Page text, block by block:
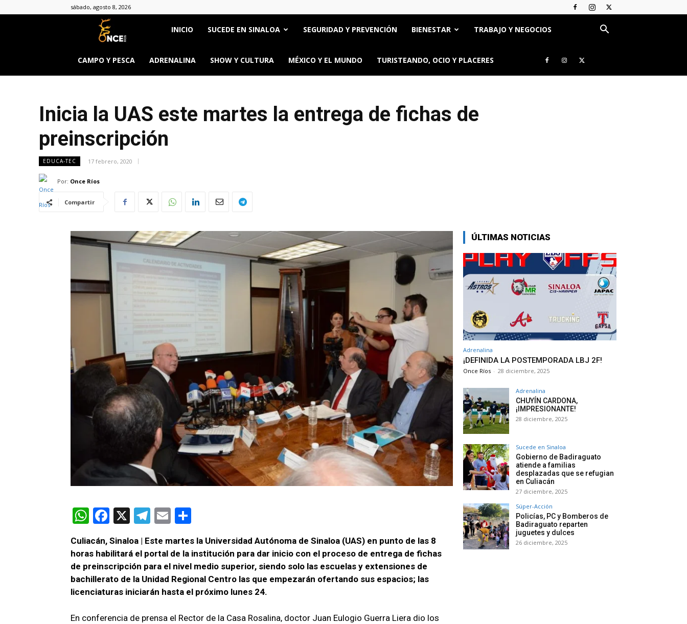
sábado, agosto 8, 2026
Once
Ríos
INICIO SUCEDE EN SINALOA SEGURIDAD Y PREVENCIÓN BIENESTAR TRABAJO Y NEGOCIOS
CAMPO Y PESCA ADRENALINA SHOW Y CULTURA MÉXICO Y EL MUNDO TURISTEANDO, OCIO Y PLACERES
Inicia la UAS este martes la entrega de fichas de
preinscripción
EDUCA-TEC 17 febrero, 2020
Por: Once Ríos
Compartir
W
at
s
A
p
p
F
ce
b
o
o
k
X
T
e
gr
a
m
E
ail m
p
ar
tir
Culiacán, Sinaloa | Este martes la Universidad Autónoma de Sinaloa (UAS) en punto de las 8
horas habilitará el portal de la institución para dar inicio con el proceso de entrega de fichas
de preinscripción para el nivel medio superior, siendo solo las escuelas y extensiones de
bachillerato de la Unidad Regional Centro las que empezarán ofertando sus espacios; las
licenciaturas iniciarán hasta el próximo lunes 24.
En conferencia de prensa el Rector de la Casa Rosalina, doctor Juan Eulogio Guerra Liera dio los
ÚLTIMAS NOTICIAS
Adrenalina
¡DEFINIDA LA POSTEMPORADA LBJ 2F!
Once Ríos - 28 diciembre, 2025
Adrenalina
CHUYÍN CARDONA,
¡IMPRESIONANTE!
28 diciembre, 2025
Sucede en Sinaloa
Gobierno de Badiraguato
atiende a familias
desplazadas que se refugian
en Culiacán
27 diciembre, 2025
Súper-Acción
Policías, PC y Bomberos de
Badiraguato reparten
juguetes y dulces
26 diciembre, 2025